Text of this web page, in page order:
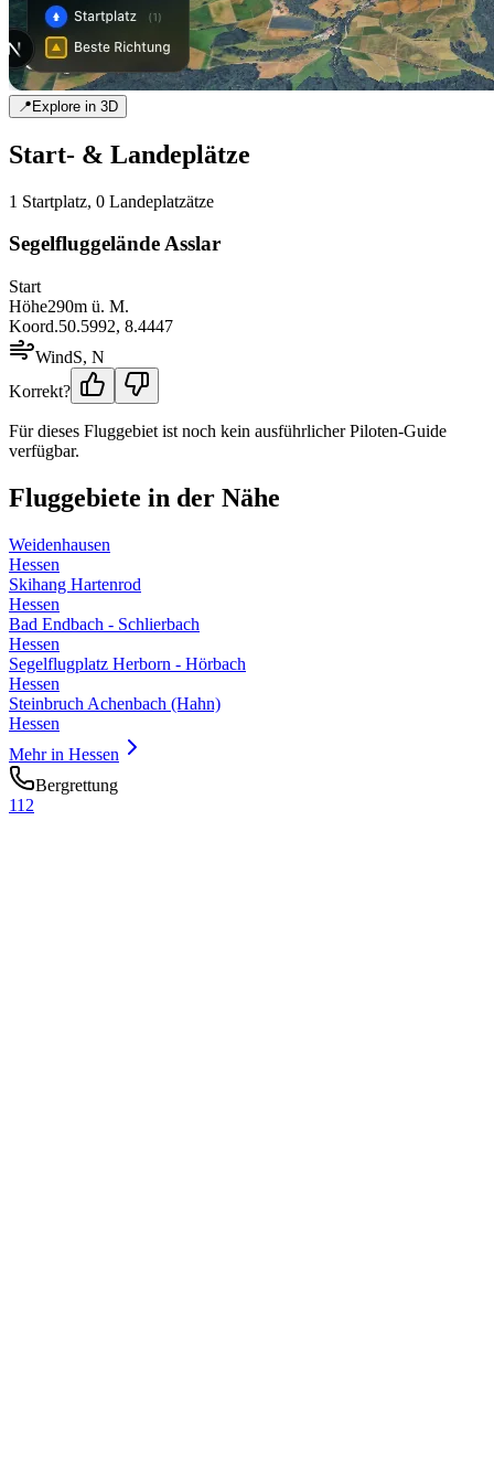
📍Explore in 3D
Start- & Landeplätze
1 Startplatz, 0 Landeplatzätze
Segelfluggelände Asslar
Start
Höhe290m ü. M.
Koord.50.5992, 8.4447
WindS, N
Korrekt?
Für dieses Fluggebiet ist noch kein ausführlicher Piloten-Guide
verfügbar.
Fluggebiete in der Nähe
Weidenhausen
Hessen
Skihang Hartenrod
Hessen
Bad Endbach - Schlierbach
Hessen
Segelflugplatz Herborn - Hörbach
Hessen
Steinbruch Achenbach (Hahn)
Hessen
Mehr in Hessen
Bergrettung
112